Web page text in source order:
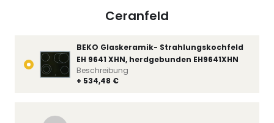
Ceranfeld
BEKO Glaskeramik- Strahlungskochfeld
EH 9641 XHN, herdgebunden EH9641XHN
+ 534,48 €
Beschreibung